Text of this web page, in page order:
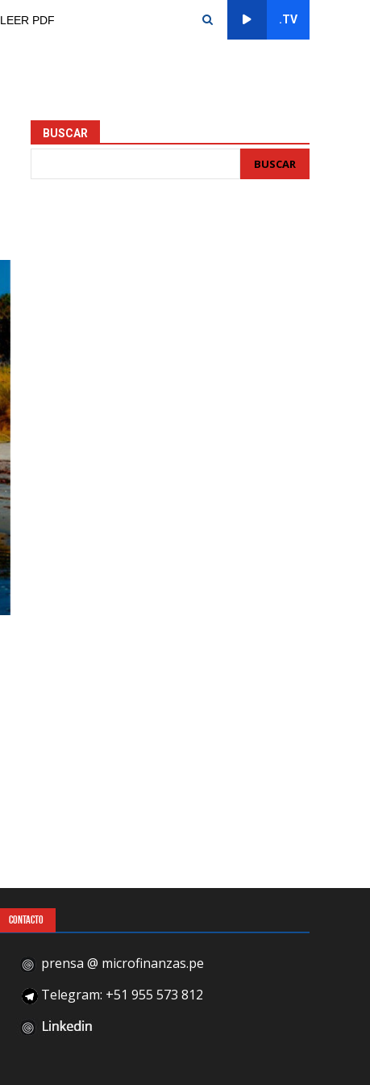
LEER PDF .TV
BUSCAR
BUSCAR
CONTACTO
prensa @ microfinanzas.pe
Telegram: +51 955 573 812